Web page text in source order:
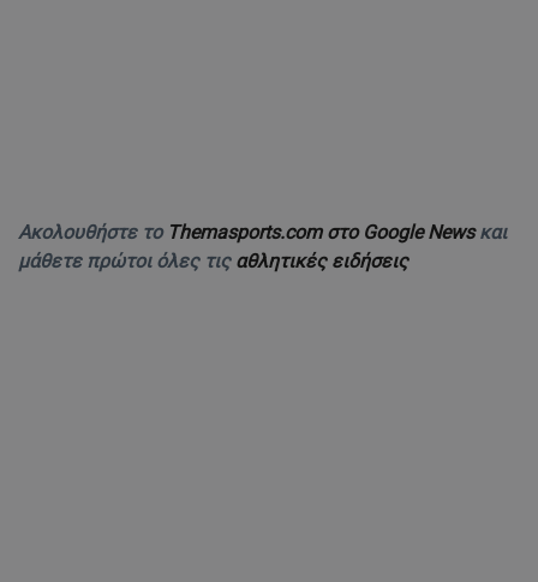
Ακολουθήστε το Themasports.com στο Google Newsκαι
μάθετε πρώτοι όλες τις αθλητικές ειδήσεις